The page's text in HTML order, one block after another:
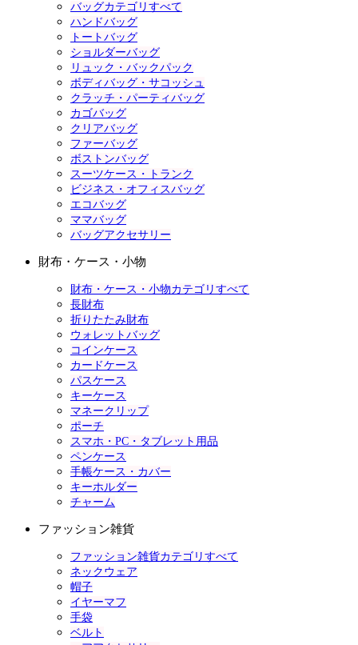
バッグカテゴリすべて
ハンドバッグ
トートバッグ
ショルダーバッグ
リュック・バックパック
ボディバッグ・サコッシュ
クラッチ・パーティバッグ
カゴバッグ
クリアバッグ
ファーバッグ
ボストンバッグ
スーツケース・トランク
ビジネス・オフィスバッグ
エコバッグ
ママバッグ
バッグアクセサリー
財布・ケース・小物
財布・ケース・小物カテゴリすべて
長財布
折りたたみ財布
ウォレットバッグ
コインケース
カードケース
パスケース
キーケース
マネークリップ
ポーチ
スマホ・PC・タブレット用品
ペンケース
手帳ケース・カバー
キーホルダー
チャーム
ファッション雑貨
ファッション雑貨カテゴリすべて
ネックウェア
帽子
イヤーマフ
手袋
ベルト